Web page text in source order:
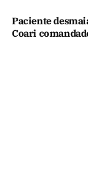
Paciente
Coari